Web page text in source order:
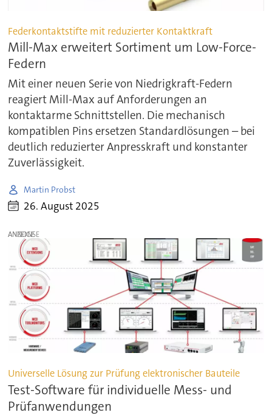
Federkontaktstifte mit reduzierter Kontaktkraft
Mill-Max erweitert Sortiment um Low-Force-
Federn
Mit einer neuen Serie von Niedrigkraft-Federn
reagiert Mill-Max auf Anforderungen an
kontaktarme Schnittstellen. Die mechanisch
kompatiblen Pins ersetzen Standardlösungen – bei
deutlich reduzierter Anpresskraft und konstanter
Zuverlässigkeit.
Martin Probst
26. August 2025
ANZEIGE
Universelle Lösung zur Prüfung elektronischer Bauteile
Test-Software für individuelle Mess- und
Prüfanwendungen